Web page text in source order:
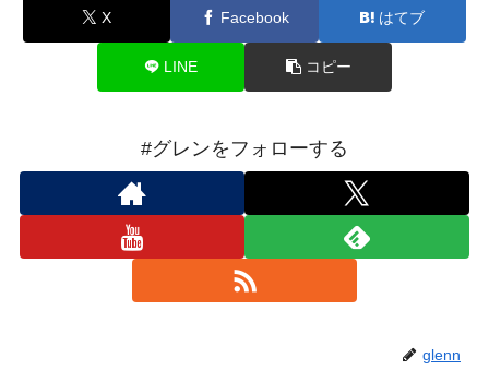
X Facebook はてブ
LINE コピー
#グレンをフォローする
glenn